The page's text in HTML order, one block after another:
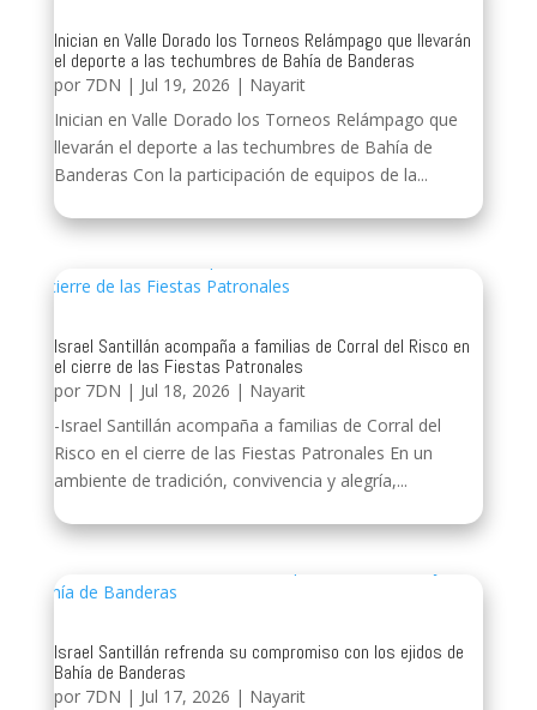
Inician en Valle Dorado los Torneos Relámpago que llevarán
el deporte a las techumbres de Bahía de Banderas
por 7DN | Jul 19, 2026 | Nayarit
Inician en Valle Dorado los Torneos Relámpago que
llevarán el deporte a las techumbres de Bahía de
Banderas Con la participación de equipos de la...
Israel Santillán acompaña a familias de Corral del Risco en
el cierre de las Fiestas Patronales
por 7DN | Jul 18, 2026 | Nayarit
-Israel Santillán acompaña a familias de Corral del
Risco en el cierre de las Fiestas Patronales En un
ambiente de tradición, convivencia y alegría,...
Israel Santillán refrenda su compromiso con los ejidos de
Bahía de Banderas
por 7DN | Jul 17, 2026 | Nayarit